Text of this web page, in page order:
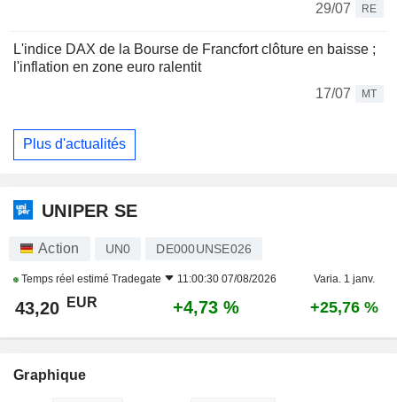
29/07 RE
L'indice DAX de la Bourse de Francfort clôture en baisse ;
l'inflation en zone euro ralentit
17/07
MT
Plus d'actualités
UNIPER SE
Action UN0 DE000UNSE026
Temps réel estimé Tradegate 11:00:30 07/08/2026 Varia. 1 janv.
43,20 EUR +4,73 % +25,76 %
Graphique